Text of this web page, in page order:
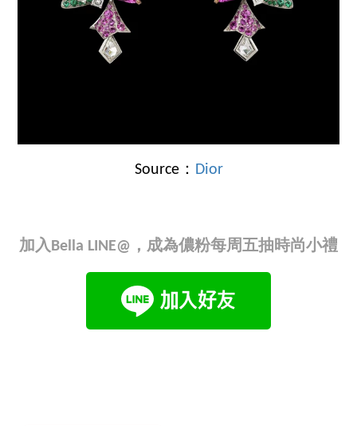
Source： Dior
加入Bella LINE@，成為儂粉每周五抽時尚小禮